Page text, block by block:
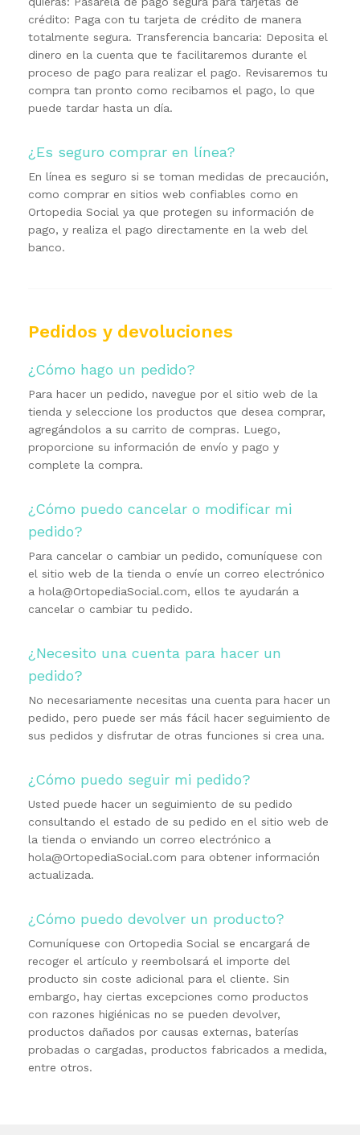
crédito: Paga con tu tarjeta de crédito de manera
totalmente segura. Transferencia bancaria: Deposita el
dinero en la cuenta que te facilitaremos durante el
proceso de pago para realizar el pago. Revisaremos tu
compra tan pronto como recibamos el pago, lo que
puede tardar hasta un día.
¿Es seguro comprar en línea?
En línea es seguro si se toman medidas de precaución,
como comprar en sitios web confiables como en
Ortopedia Social ya que protegen su información de
pago, y realiza el pago directamente en la web del
banco.
Pedidos y devoluciones
¿Cómo hago un pedido?
Para hacer un pedido, navegue por el sitio web de la
tienda y seleccione los productos que desea comprar,
agregándolos a su carrito de compras. Luego,
proporcione su información de envío y pago y
complete la compra.
¿Cómo puedo cancelar o modificar mi
pedido?
Para cancelar o cambiar un pedido, comuníquese con
el sitio web de la tienda o envíe un correo electrónico
a hola@OrtopediaSocial.com, ellos te ayudarán a
cancelar o cambiar tu pedido.
¿Necesito una cuenta para hacer un
pedido?
No necesariamente necesitas una cuenta para hacer un
pedido, pero puede ser más fácil hacer seguimiento de
sus pedidos y disfrutar de otras funciones si crea una.
¿Cómo puedo seguir mi pedido?
Usted puede hacer un seguimiento de su pedido
consultando el estado de su pedido en el sitio web de
la tienda o enviando un correo electrónico a
hola@OrtopediaSocial.com para obtener información
actualizada.
¿Cómo puedo devolver un producto?
Comuníquese con Ortopedia Social se encargará de
recoger el artículo y reembolsará el importe del
producto sin coste adicional para el cliente. Sin
embargo, hay ciertas excepciones como productos
con razones higiénicas no se pueden devolver,
productos dañados por causas externas, baterías
probadas o cargadas, productos fabricados a medida,
entre otros.